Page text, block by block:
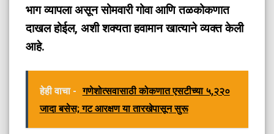
भाग व्यापला असून सोमवारी गोवा आणि तळकोकणात
दाखल होईल, अशी शक्यता हवामान खात्याने व्यक्त केली
आहे.
हेही वाचा - गणेशोत्सवासाठी कोकणात एसटीच्या ५,२२०
जादा बसेस; गट आरक्षण या तारखेपासून सुरू